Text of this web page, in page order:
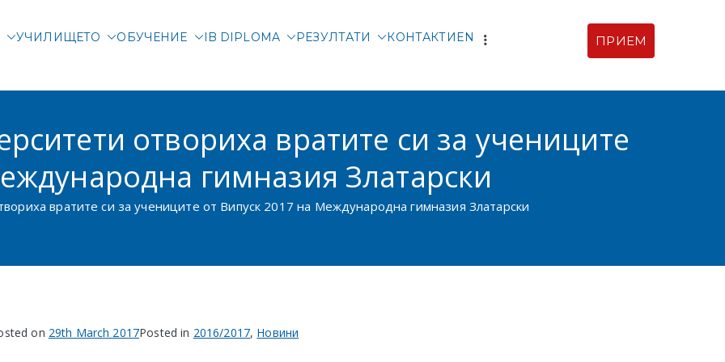
училище в София
УЧИЛИЩЕТО ОБУЧЕНИЕ IB DIPLOMA РЕЗУЛТАТИ КОНТАКТИEN ПРИЕМ
отвориха вратите си за учениците
гимназия Златарски
вратите си за учениците от Випуск 2017 на Международна гимназия Златарски
on 29th March 2017Posted in 2016/2017, Новини